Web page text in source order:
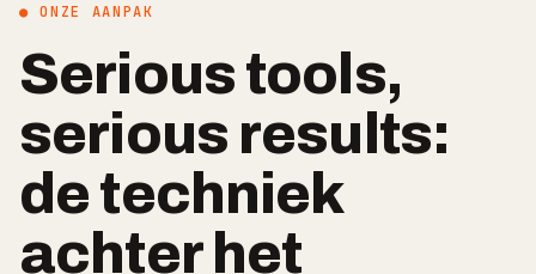
● ONZE AANPAK
Serious tools,
serious results:
de techniek
achter het